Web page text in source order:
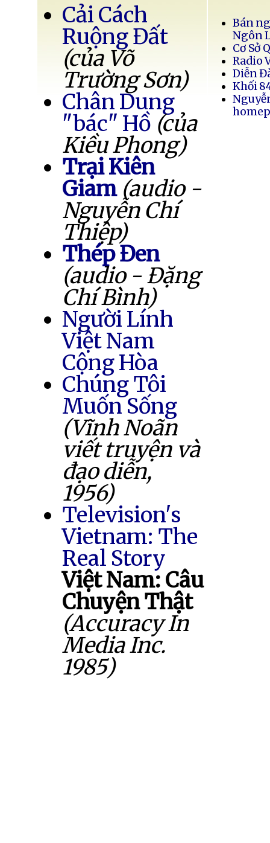
Cải Cách
Ruộng Đất
(của Võ
Trường Sơn)
Chân Dung
"bác" Hồ (của
Kiều Phong)
Trại Kiên
Giam (audio -
Nguyễn Chí
Thiệp)
Thép Đen
(audio - Đặng
Chí Bình)
Người Lính
Việt Nam
Cộng Hòa
Chúng Tôi
Muốn Sống
(Vĩnh Noãn
viết truyện và
đạo diễn,
1956)
Television's
Vietnam: The
Real Story
Việt Nam: Câu
Chuyện Thật
(Accuracy In
Media Inc.
1985)
Bán
Ngôn
Cơ Sở
Radio
Diễn
Khối